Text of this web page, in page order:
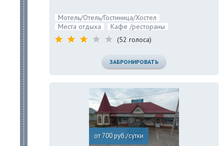
Мотель/Отель/Гостиница/Хостел
Места отдыха
Кафе /рестораны
(52 голоса)
ЗАБРОНИРОВАТЬ
от 700 руб./сутки